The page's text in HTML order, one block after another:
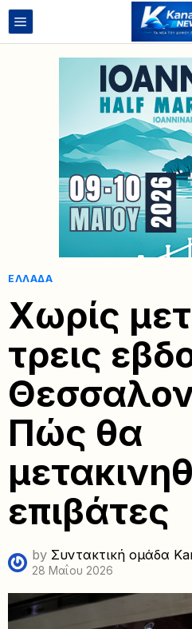
ΕΛΛΆΔΑ
Χωρίς
τρεις
Πώς θα
επιβάτες
by Συντακτική ομάδα
28 Μαΐου 2026